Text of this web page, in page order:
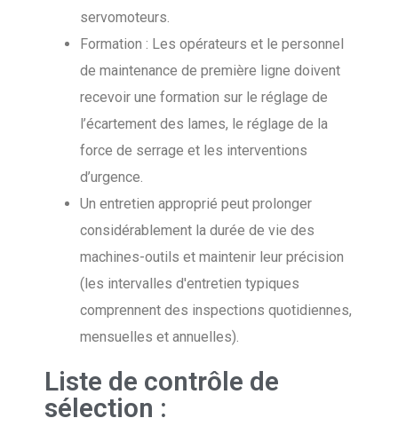
servomoteurs.
Formation : Les opérateurs et le personnel
de maintenance de première ligne doivent
recevoir une formation sur le réglage de
l’écartement des lames, le réglage de la
force de serrage et les interventions
d’urgence.
Un entretien approprié peut prolonger
considérablement la durée de vie des
machines-outils et maintenir leur précision
(les intervalles d'entretien typiques
comprennent des inspections quotidiennes,
mensuelles et annuelles).
Liste de contrôle de
sélection :